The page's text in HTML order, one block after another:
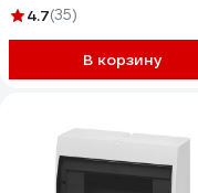
24w4.7(35)
В корзину